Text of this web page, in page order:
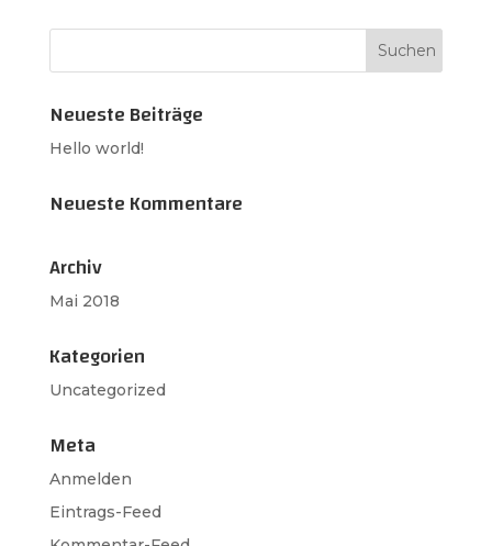
Neueste Beiträge
Hello world!
Neueste Kommentare
Archiv
Mai 2018
Kategorien
Uncategorized
Meta
Anmelden
Eintrags-Feed